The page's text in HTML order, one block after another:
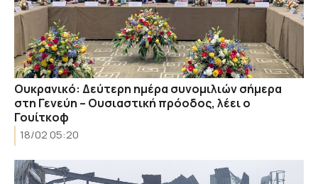
Ουκρανικό: Δεύτερη ημέρα συνομιλιών σήμερα
στη Γενεύη – Ουσιαστική πρόοδος, λέει ο
Γουίτκοφ
18/02 05:20